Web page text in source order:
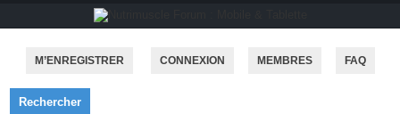
M’ENREGISTRER CONNEXION MEMBRES FAQ
Rechercher